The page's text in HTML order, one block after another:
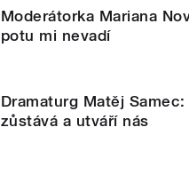
Moderátorka Mariana
potu mi nevadí
Dramaturg Matěj
zůstává a utváří nás